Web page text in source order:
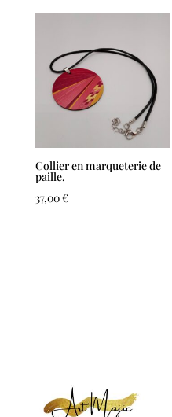
Collier en marqueterie de
paille.
37,00€